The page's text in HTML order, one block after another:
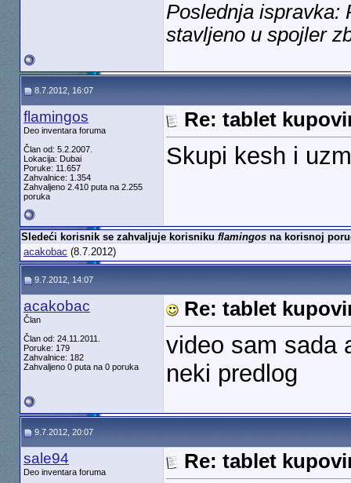
Poslednja ispravka:
stavljeno u spojler
8.7.2012, 16:07
flamingos
Deo inventara foruma
Član od: 5.2.2007.
Lokacija: Dubai
Poruke: 11.657
Zahvalnice: 1.354
Zahvaljeno 2.410 puta na 2.255
poruka
Re: tablet
Skupi kesh i
Sledeći korisnik se zahvaljuje korisniku flamingosna korisnoj
acakobac (8.7.2012)
9.7.2012, 14:07
acakobac
Član
Član od: 24.11.2011.
Poruke: 179
Zahvalnice: 182
Zahvaljeno 0 puta na 0 poruka
Re: tablet
video sam sada
neki predlog
9.7.2012, 20:07
sale94
Deo inventara foruma
Re: tablet